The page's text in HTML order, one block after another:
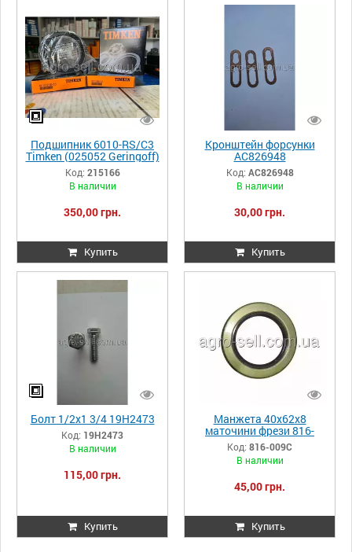
Подшипник 6010-RS/C3
Tіmken (025052 Geringoff)
Код: 215166
В наличии
350,00 грн.
Купить
Кронштейн форсунки
AC826948
Код: AC826948
В наличии
30,00 грн.
Купить
Болт 1/2x1 3/4 19H2473
Код: 19H2473
В наличии
115,00 грн.
Купить
Манжета 40х62х8
маточини фрези 816-
009C
Код: 816-009C
В наличии
45,00 грн.
Купить